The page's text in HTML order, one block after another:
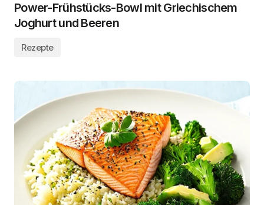
Power-Frühstücks-Bowl mit Griechischem
Joghurt und Beeren
Rezepte